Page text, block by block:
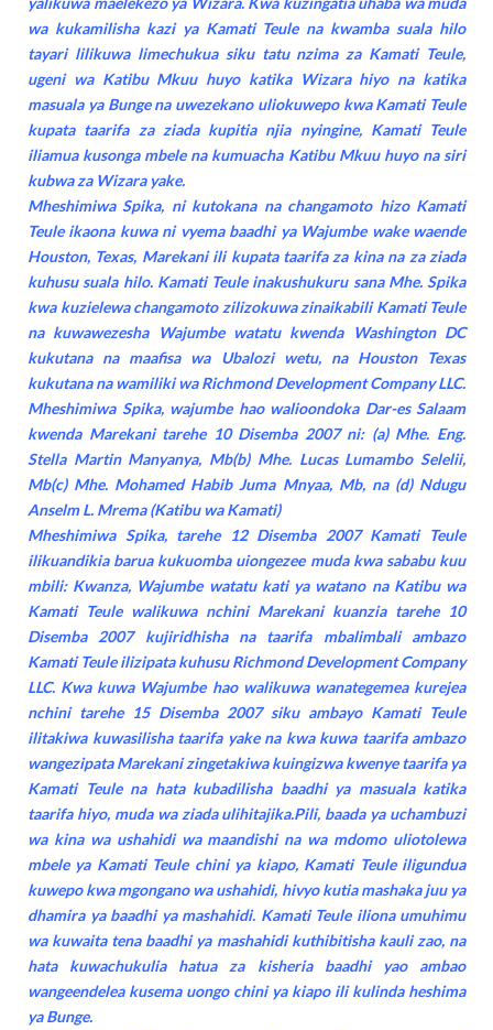
wa kukamilisha kazi ya Kamati Teule na kwamba suala hilo
tayari lilikuwa limechukua siku tatu nzima za Kamati Teule,
ugeni wa Katibu Mkuu huyo katika Wizara hiyo na katika
masuala ya Bunge na uwezekano uliokuwepo kwa Kamati Teule
kupata taarifa za ziada kupitia njia nyingine, Kamati Teule
iliamua kusonga mbele na kumuacha Katibu Mkuu huyo na siri
kubwa za Wizara yake.
Mheshimiwa Spika, ni kutokana na changamoto hizo Kamati
Teule ikaona kuwa ni vyema baadhi ya Wajumbe wake waende
Houston, Texas, Marekani ili kupata taarifa za kina na za ziada
kuhusu suala hilo. Kamati Teule inakushukuru sana Mhe. Spika
kwa kuzielewa changamoto zilizokuwa zinaikabili Kamati Teule
na kuwawezesha Wajumbe watatu kwenda Washington DC
kukutana na maafisa wa Ubalozi wetu, na Houston Texas
kukutana na wamiliki wa Richmond Development Company LLC.
Mheshimiwa Spika, wajumbe hao walioondoka Dar-es Salaam
kwenda Marekani tarehe 10 Disemba 2007 ni: (a) Mhe. Eng.
Stella Martin Manyanya, Mb(b) Mhe. Lucas Lumambo Selelii,
Mb(c) Mhe. Mohamed Habib Juma Mnyaa, Mb, na (d) Ndugu
Anselm L. Mrema (Katibu wa Kamati)
Mheshimiwa Spika, tarehe 12 Disemba 2007 Kamati Teule
ilikuandikia barua kukuomba uiongezee muda kwa sababu kuu
mbili: Kwanza, Wajumbe watatu kati ya watano na Katibu wa
Kamati Teule walikuwa nchini Marekani kuanzia tarehe 10
Disemba 2007 kujiridhisha na taarifa mbalimbali ambazo
Kamati Teule ilizipata kuhusu Richmond Development Company
LLC. Kwa kuwa Wajumbe hao walikuwa wanategemea kurejea
nchini tarehe 15 Disemba 2007 siku ambayo Kamati Teule
ilitakiwa kuwasilisha taarifa yake na kwa kuwa taarifa ambazo
wangezipata Marekani zingetakiwa kuingizwa kwenye taarifa ya
Kamati Teule na hata kubadilisha baadhi ya masuala katika
taarifa hiyo, muda wa ziada ulihitajika.Pili, baada ya uchambuzi
wa kina wa ushahidi wa maandishi na wa mdomo uliotolewa
mbele ya Kamati Teule chini ya kiapo, Kamati Teule iligundua
kuwepo kwa mgongano wa ushahidi, hivyo kutia mashaka juu ya
dhamira ya baadhi ya mashahidi. Kamati Teule iliona umuhimu
wa kuwaita tena baadhi ya mashahidi kuthibitisha kauli zao, na
hata kuwachukulia hatua za kisheria baadhi yao ambao
wangeendelea kusema uongo chini ya kiapo ili kulinda heshima
ya Bunge.